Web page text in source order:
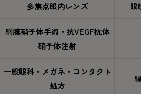
多焦点眼内レンズ 眼
網膜硝子体手術・抗VEGF抗体
硝子体注射
一般眼科・メガネ・コンタクト
処方